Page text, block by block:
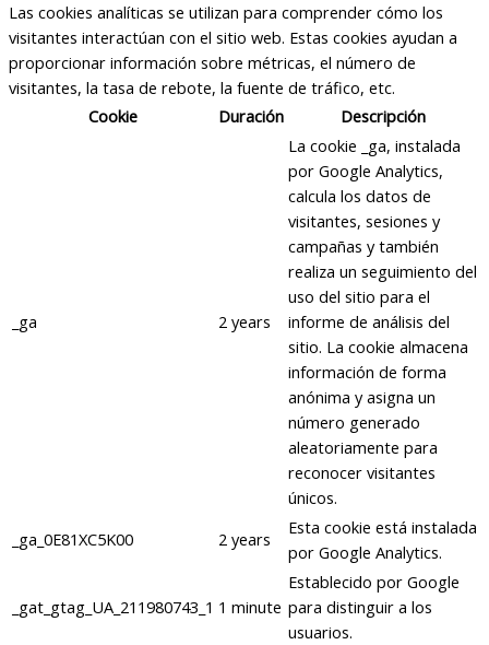
Las cookies analíticas se utilizan para comprender cómo los
visitantes interactúan con el sitio web. Estas cookies ayudan a
proporcionar información sobre métricas, el número de
visitantes, la tasa de rebote, la fuente de tráfico, etc.
Cookie
Duración Descripción
_ga 2 years
La cookie _ga, instalada
por Google Analytics,
calcula los datos de
visitantes, sesiones y
campañas y también
realiza un seguimiento del
uso del sitio para el
informe de análisis del
sitio. La cookie almacena
información de forma
anónima y asigna un
número generado
aleatoriamente para
reconocer visitantes
únicos.
_ga_0E81XC5K00
2 years
Esta cookie está instalada
por Google Analytics.
_gat_gtag_UA_211980743_1 1 minute
Establecido por Google
para distinguir a los
usuarios.